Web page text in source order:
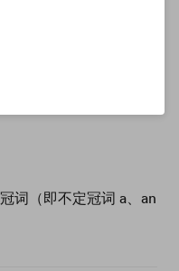
词（即不定冠词 a、an